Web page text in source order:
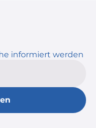
informiert werden